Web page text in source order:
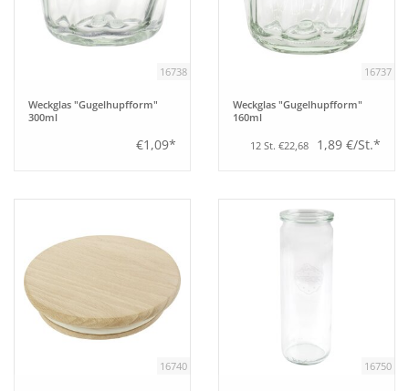
16738
Weckglas "Gugelhupfform"
300ml
€1,09*
16737
Weckglas "Gugelhupfform"
160ml
12 St. €22,68 1,89 €/St.*
16740 16750